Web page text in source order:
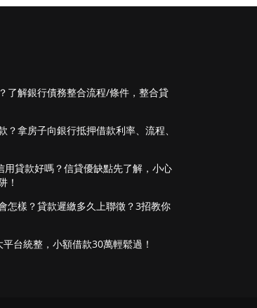
了解銀行債務整合流程/條件，整合貸
？拿房子向銀行抵押借款利率、流程、
用貸款好嗎？信貸優缺點先了解，小心
！
怎樣？貸款遲繳多久上聯徵？3招教你
台統整，小額借款30萬輕鬆過！